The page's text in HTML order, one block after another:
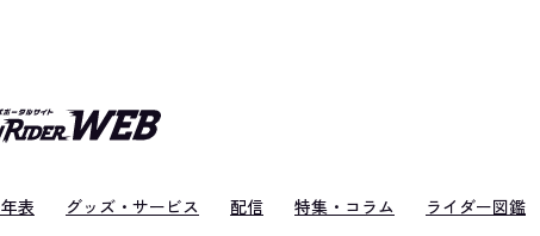
表 グッズ・サービス 配信 特集・コラム ライダー図鑑